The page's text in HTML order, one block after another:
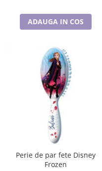
ADAUGA IN COS
Perie de par fete Disney
Frozen